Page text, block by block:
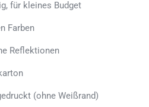
für kleines Budget
Farben
Reflektionen
(ohne Weißrand)